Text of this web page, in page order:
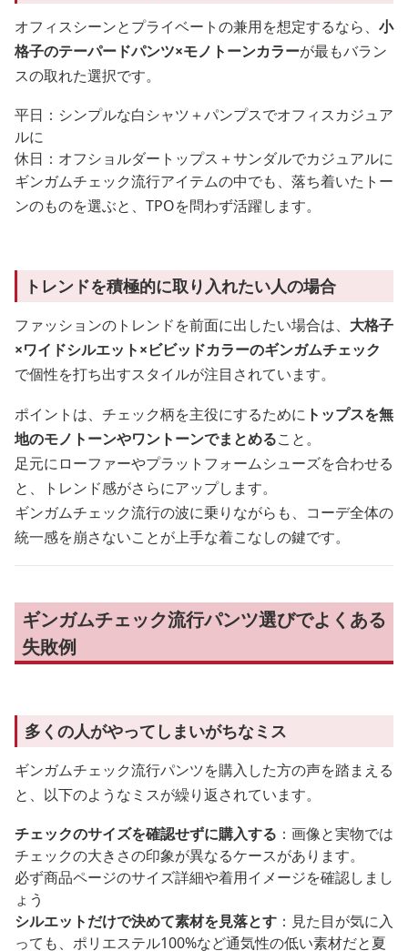
オフィスシーンとプライベートの兼用を想定するなら、 小
格子のテーパードパンツ×モノトーンカラーが最もバラン
スの取れた選択です。
平日：シンプルな白シャツ＋パンプスでオフィスカジュア
ルに
休日：オフショルダートップス＋サンダルでカジュアルに
ギンガムチェック流行アイテムの中でも、落ち着いたトー
ンのものを選ぶと、TPOを問わず活躍します。
トレンドを積極的に取り入れたい人の場合
ファッションのトレンドを前面に出したい場合は、 大格子
×ワイドシルエット×ビビッドカラーのギンガムチェック
で個性を打ち出すスタイルが注目されています。
ポイントは、チェック柄を主役にするために トップスを無
地のモノトーンやワントーンでまとめること。
足元にローファーやプラットフォームシューズを合わせる
と、トレンド感がさらにアップします。
ギンガムチェック流行の波に乗りながらも、コーデ全体の
統一感を崩さないことが上手な着こなしの鍵です。
ギンガムチェック流行パンツ選びでよくある
失敗例
多くの人がやってしまいがちなミス
ギンガムチェック流行パンツを購入した方の声を踏まえる
と、以下のようなミスが繰り返されています。
チェックのサイズを確認せずに購入する ：画像と実物では
チェックの大きさの印象が異なるケースがあります。
必ず商品ページのサイズ詳細や着用イメージを確認しまし
ょう
シルエットだけで決めて素材を見落とす ：見た目が気に入
っても、ポリエステル100%など通気性の低い素材だと夏